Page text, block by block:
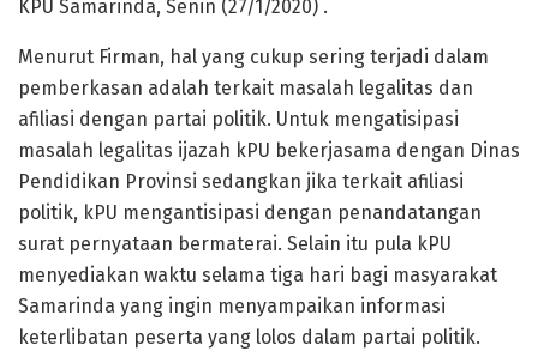
KPU Samarinda, Senin (27/1/2020) .
Menurut Firman, hal yang cukup sering terjadi dalam
pemberkasan adalah terkait masalah legalitas dan
afiliasi dengan partai politik. Untuk mengatisipasi
masalah legalitas ijazah kPU bekerjasama dengan Dinas
Pendidikan Provinsi sedangkan jika terkait afiliasi
politik, kPU mengantisipasi dengan penandatangan
surat pernyataan bermaterai. Selain itu pula kPU
menyediakan waktu selama tiga hari bagi masyarakat
Samarinda yang ingin menyampaikan informasi
keterlibatan peserta yang lolos dalam partai politik.